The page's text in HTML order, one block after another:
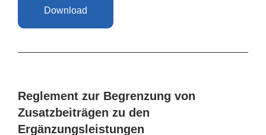
Download
Reglement zur Begrenzung von
Zusatzbeiträgen zu den
Ergänzungsleistungen